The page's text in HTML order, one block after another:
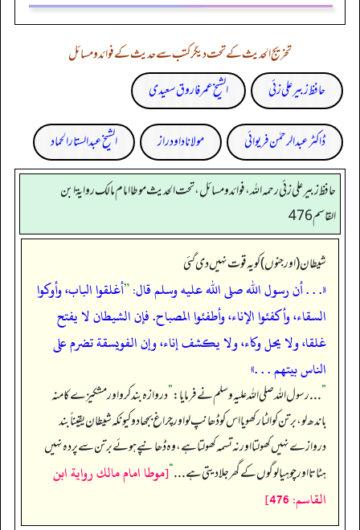
تخریج الحدیث کے تحت دیگر کتب سے حدیث کے فوائد و مسائل
حافظ زبیر علی زئی
الشیخ عمر فاروق سعیدی
ڈاکٹر عبدالرحمٰن فریوائی مولانا داود راز الشیخ عبدالستار الحماد
حافظ زبير على زئي رحمه الله، فوائد و مسائل، تحت الحديث موطا امام مالك رواية ابن
القاسم 476
شیطان (اور جنوں) کو یہ قوت نہیں دی گئی
«. . . أن رسول الله صلى الله عليه وسلم قال:”أغلقوا الباب، وأوكوا
السقاء، وأكفئوا الإناء، وأطفئوا المصباح. فإن الشيطان لا يفتح
غلقا، ولا يحل وكاء، ولا يكشف إناء، وإن الفويسقة تضرم على
الناس بيتهم . . .»
”. . . رسول اللہ صلی اللہ علیہ وسلم نے فرمایا:”دروازہ بند کرو اور مشکیزے کا منہ
باندھ لو، برتن کو الٹا رکھو یا اس کو ڈھانپ لو اور چراغ بجھا دو کیونکہ شیطان یقیناً بند
دروازے نہیں کھولتا اور نہ تسمہ کھولتا ہے، وہ ڈھانپے ہوئے برتن سے پردہ نہیں
ہٹاتا اور چوہیا لوگوں کے گھر جلا دیتی ہے . . .“[موطا امام مالك رواية ابن
القاسم: 476]